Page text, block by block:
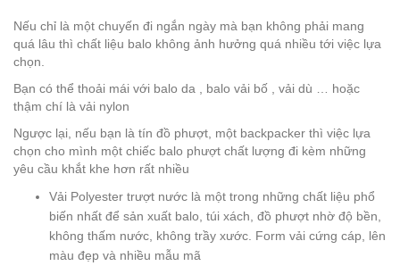
Nếu chỉ là một chuyến đi ngắn ngày mà bạn không phải mang
quá lâu thì chất liệu balo không ảnh hưởng quá nhiều tới việc lựa
chọn.
Bạn có thể thoải mái với balo da , balo vải bố , vải dù … hoặc
thậm chí là vải nylon
Ngược lại, nếu bạn là tín đồ phượt, một backpacker thì việc lựa
chọn cho mình một chiếc balo phượt chất lượng đi kèm những
yêu cầu khắt khe hơn rất nhiều
Vải Polyester trượt nước là một trong những chất liệu phổ
biến nhất để sản xuất balo, túi xách, đồ phượt nhờ độ bền,
không thấm nước, không trầy xước. Form vải cứng cáp, lên
màu đẹp và nhiều mẫu mã